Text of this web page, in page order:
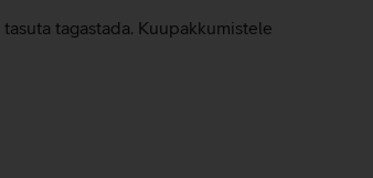
tasuta tagastada. Kuupakkumistele